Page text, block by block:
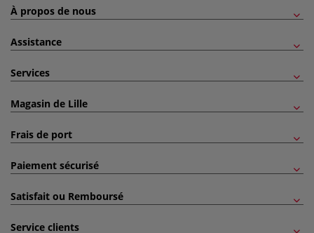
À propos de nous
Assistance
Services
Magasin de Lille
Frais de port
Paiement sécurisé
Satisfait ou Remboursé
Service clients